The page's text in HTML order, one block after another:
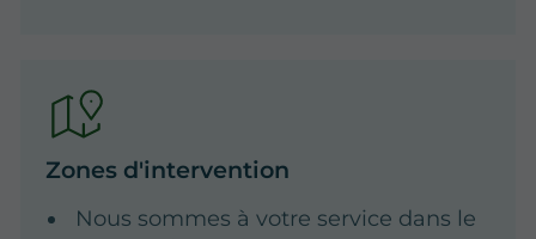
Zones d'intervention
Nous sommes à votre service dans le